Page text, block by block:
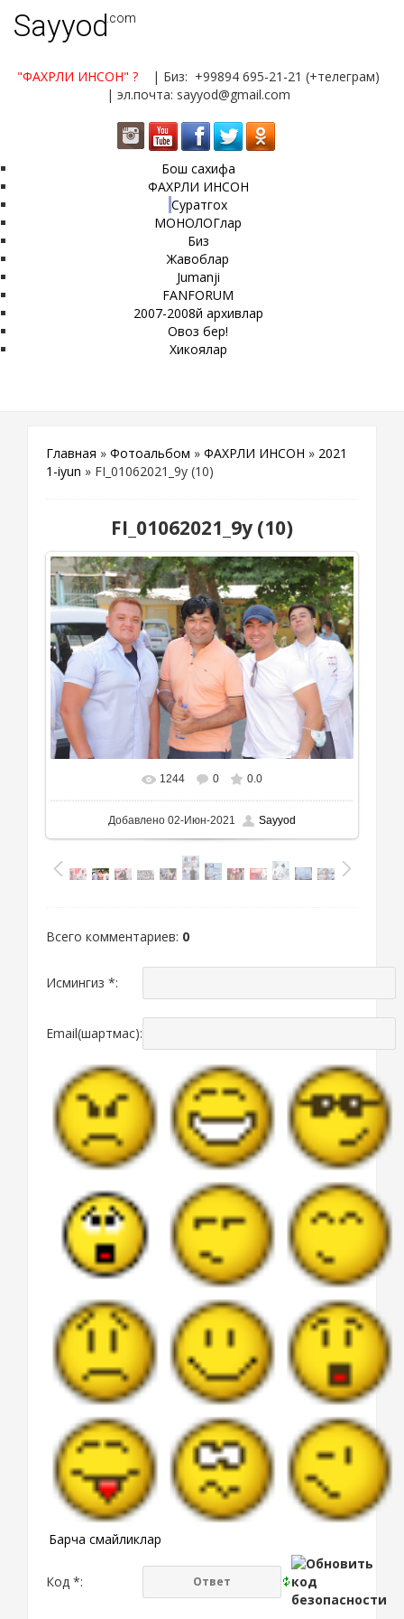
Sayyod.com
"ФАХРЛИ ИНСОН" ?
| Биз: +99894 695-21-21 (+телеграм)
| эл.почта: sayyod@gmail.com
Бош сахифа
ФАХРЛИ ИНСОН
Суратгох
МОНОЛОГлар
Биз
Жавоблар
Jumanji
FANFORUM
2007-2008й архивлар
Овоз бер!
Хикоялар
Главная » Фотоальбом » ФАХРЛИ ИНСОН » 2021
1-iyun » FI_01062021_9y (10)
FI_01062021_9y (10)
В реальном размере 1111x741
1244 0 0.0
Добавлено 02-Июн-2021 Sayyod
Всего комментариев: 0
Исмингиз *:
Email(шартмас):
Барча смайликлар
Код *: